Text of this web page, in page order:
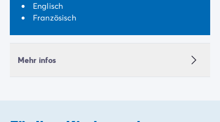
Englisch
Französisch
Mehr infos